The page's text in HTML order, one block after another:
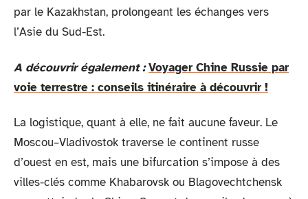
par le Kazakhstan, prolongeant les échanges vers
l’Asie du Sud-Est.
A découvrir également : Voyager Chine Russie par
voie terrestre : conseils itinéraire à découvrir !
La logistique, quant à elle, ne fait aucune faveur. Le
Moscou–Vladivostok traverse le continent russe
d’ouest en est, mais une bifurcation s’impose à des
villes-clés comme Khabarovsk ou Blagovechtchensk